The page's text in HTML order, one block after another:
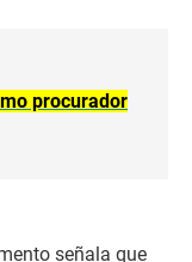
procurador
señala que